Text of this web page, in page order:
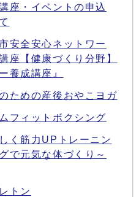
座・イベントの申込
安全安心ネットワー
【健康づくり分野】
養成講座』
ための産後おやこヨガ
フィットボクシング
く筋力UPトレーニン
で元気な体づくり～
トン